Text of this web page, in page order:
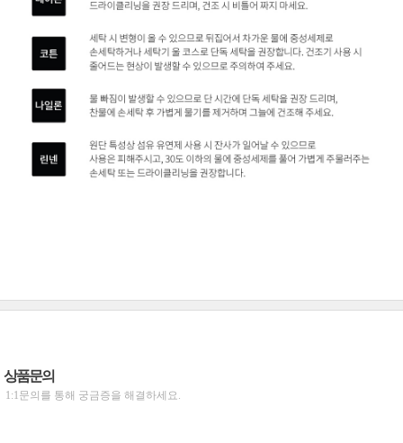
상품문의
1:1문의를 통해 궁금증을 해결하세요.